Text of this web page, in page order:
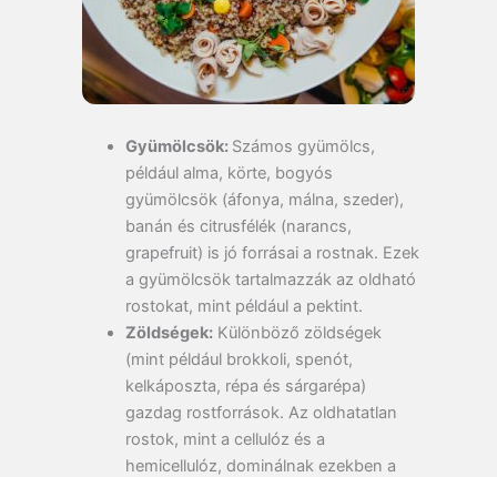
Gyümölcsök: Számos gyümölcs,
például alma, körte, bogyós
gyümölcsök (áfonya, málna, szeder),
banán és citrusfélék (narancs,
grapefruit) is jó forrásai a rostnak. Ezek
a gyümölcsök tartalmazzák az oldható
rostokat, mint például a pektint.
Zöldségek:Különböző zöldségek
(mint például brokkoli, spenót,
kelkáposzta, répa és sárgarépa)
gazdag rostforrások. Az oldhatatlan
rostok, mint a cellulóz és a
hemicellulóz, dominálnak ezekben a